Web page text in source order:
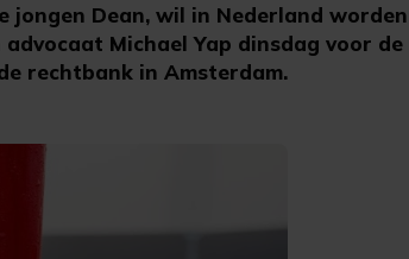
Dean, wil in Nederland
Michael Yap dinsdag voor de
rechtbank in Amsterdam.